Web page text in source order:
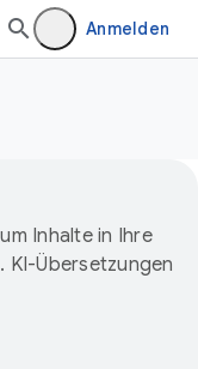
Anmelden
Inhalte in Ihre
KI-Übersetzungen